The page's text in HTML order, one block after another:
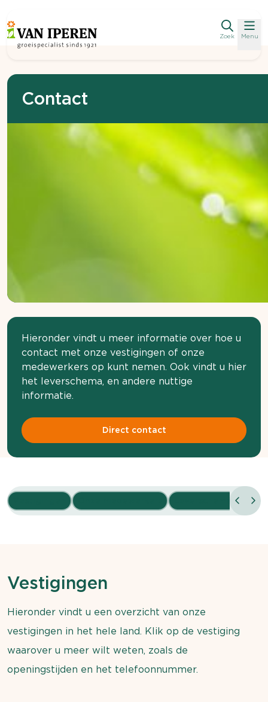
Zoek Menu
Contact
Hieronder vindt u meer informatie over hoe u
contact met onze vestigingen of onze
medewerkers op kunt nemen. Ook vindt u hier
het leverschema, en andere nuttige
informatie.
Direct contact
Vestigingen
Hieronder vindt u een overzicht van onze
vestigingen in het hele land. Klik op de vestiging
waarover u meer wilt weten, zoals de
openingstijden en het telefoonnummer.